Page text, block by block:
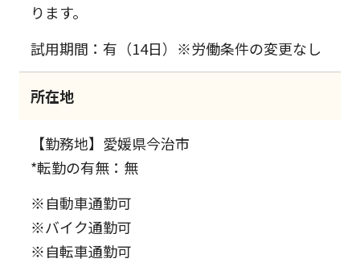
ります。
試用期間：有（14日）※労働条件の変更なし
所在地
【勤務地】愛媛県今治市
*転勤の有無：無
※自動車通勤可
※バイク通勤可
※自転車通勤可